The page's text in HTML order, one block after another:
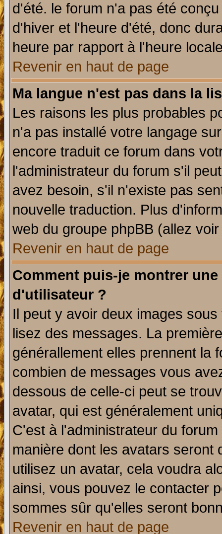
d'été. le forum n'a pas été
d'hiver et l'heure d'été, donc
heure par rapport à l'heure
Revenir en haut de page
Ma langue n'est pas dans la
Les raisons les plus probables
n'a pas installé votre langage
encore traduit ce forum dans
l'administrateur du forum s'il
avez besoin, s'il n'existe pas
nouvelle traduction. Plus
web du groupe phpBB (allez
Revenir en haut de page
Comment puis-je montrer
d'utilisateur ?
Il peut y avoir deux images
lisez des messages. La
générallement elles prennent la
combien de messages vous
dessous de celle-ci peut se
avatar, qui est généralement
C'est à l'administrateur du
manière dont les avatars seront
utilisez un avatar, cela voudra
ainsi, vous pouvez le contacter
sommes sûr qu'elles seront
Revenir en haut de page